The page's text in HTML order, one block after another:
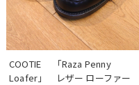
COOTIE 　「Raza Penny
Loafer」　レザー ローファー